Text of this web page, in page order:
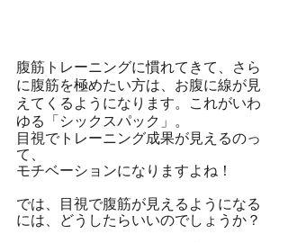
腹筋トレーニングに慣れてきて、さら
に腹筋を極めたい方は、お腹に線が見
えてくるようになります。これがいわ
ゆる「シックスパック」。
目視でトレーニング成果が見えるのっ
て、
モチベーションになりますよね！
では、目視で腹筋が見えるようになる
には、どうしたらいいのでしょうか？